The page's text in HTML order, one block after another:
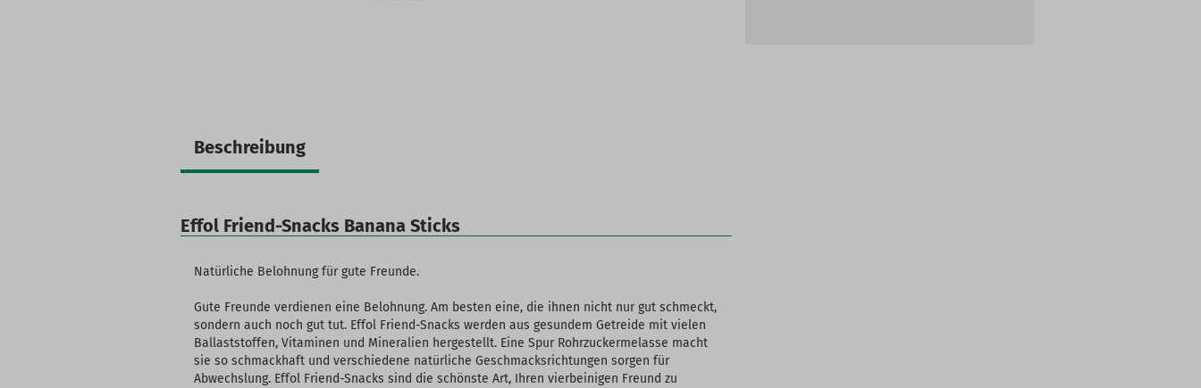
Beschreibung
Effol Friend-Snacks Banana Sticks
Natürliche Belohnung für gute Freunde.
Gute Freunde verdienen eine Belohnung. Am besten eine, die ihnen nicht nur gut schmeckt,
sondern auch noch gut tut. Effol Friend-Snacks werden aus gesundem Getreide mit vielen
Ballaststoffen, Vitaminen und Mineralien hergestellt. Eine Spur Rohrzuckermelasse macht
sie so schmackhaft und verschiedene natürliche Geschmacksrichtungen sorgen für
Abwechslung. Effol Friend-Snacks sind die schönste Art, Ihren vierbeinigen Freund zu